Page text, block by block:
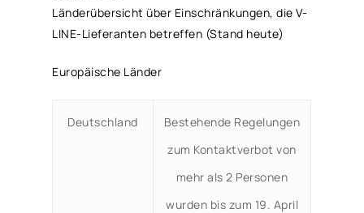
Länderübersicht über Einschränkungen, die V-
LINE-Lieferanten betreffen (Stand heute)
Europäische Länder
Deutschland
Bestehende Regelungen
zum Kontaktverbot von
mehr als 2 Personen
wurden bis zum 19. April